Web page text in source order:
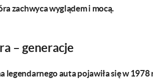
zachwyca wyglądem i mocą.
– generacje
legendarnego auta pojawiła się w